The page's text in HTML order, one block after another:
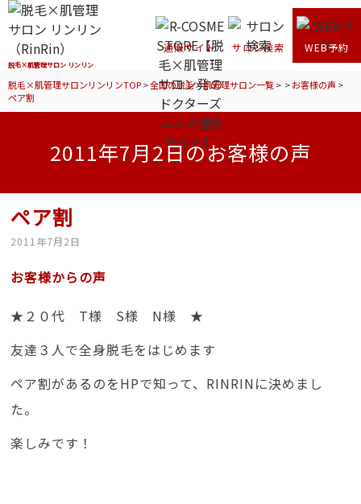
脱毛×肌管理サロン リンリン
通販サイト サロン検索 WEB予約
脱毛×肌管理サロンリンリンTOP>全国の脱毛×肌管理サロン一覧> >お客様の声 >
ペア割
2011年7月2日のお客様の声
ペア割
2011年7月2日
お客様からの声
★２０代 T様 S様 N様 ★
友達３人で全身脱毛をはじめます
ペア割があるのをHPで知って、RINRINに決めまし
た。
楽しみです！